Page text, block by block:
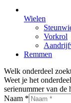
Wielen
Vorkrol
Remmen
Welk onderdeel
Weet je het
serienummer van
Naam *